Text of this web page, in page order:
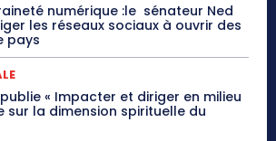
numérique :le sénateur Ned
les réseaux sociaux à ouvrir des
pays
« Impacter et diriger en milieu
sur la dimension spirituelle du